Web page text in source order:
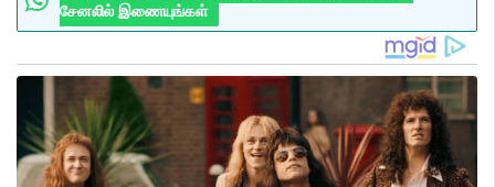
சேனலில் இணையுங்கள்